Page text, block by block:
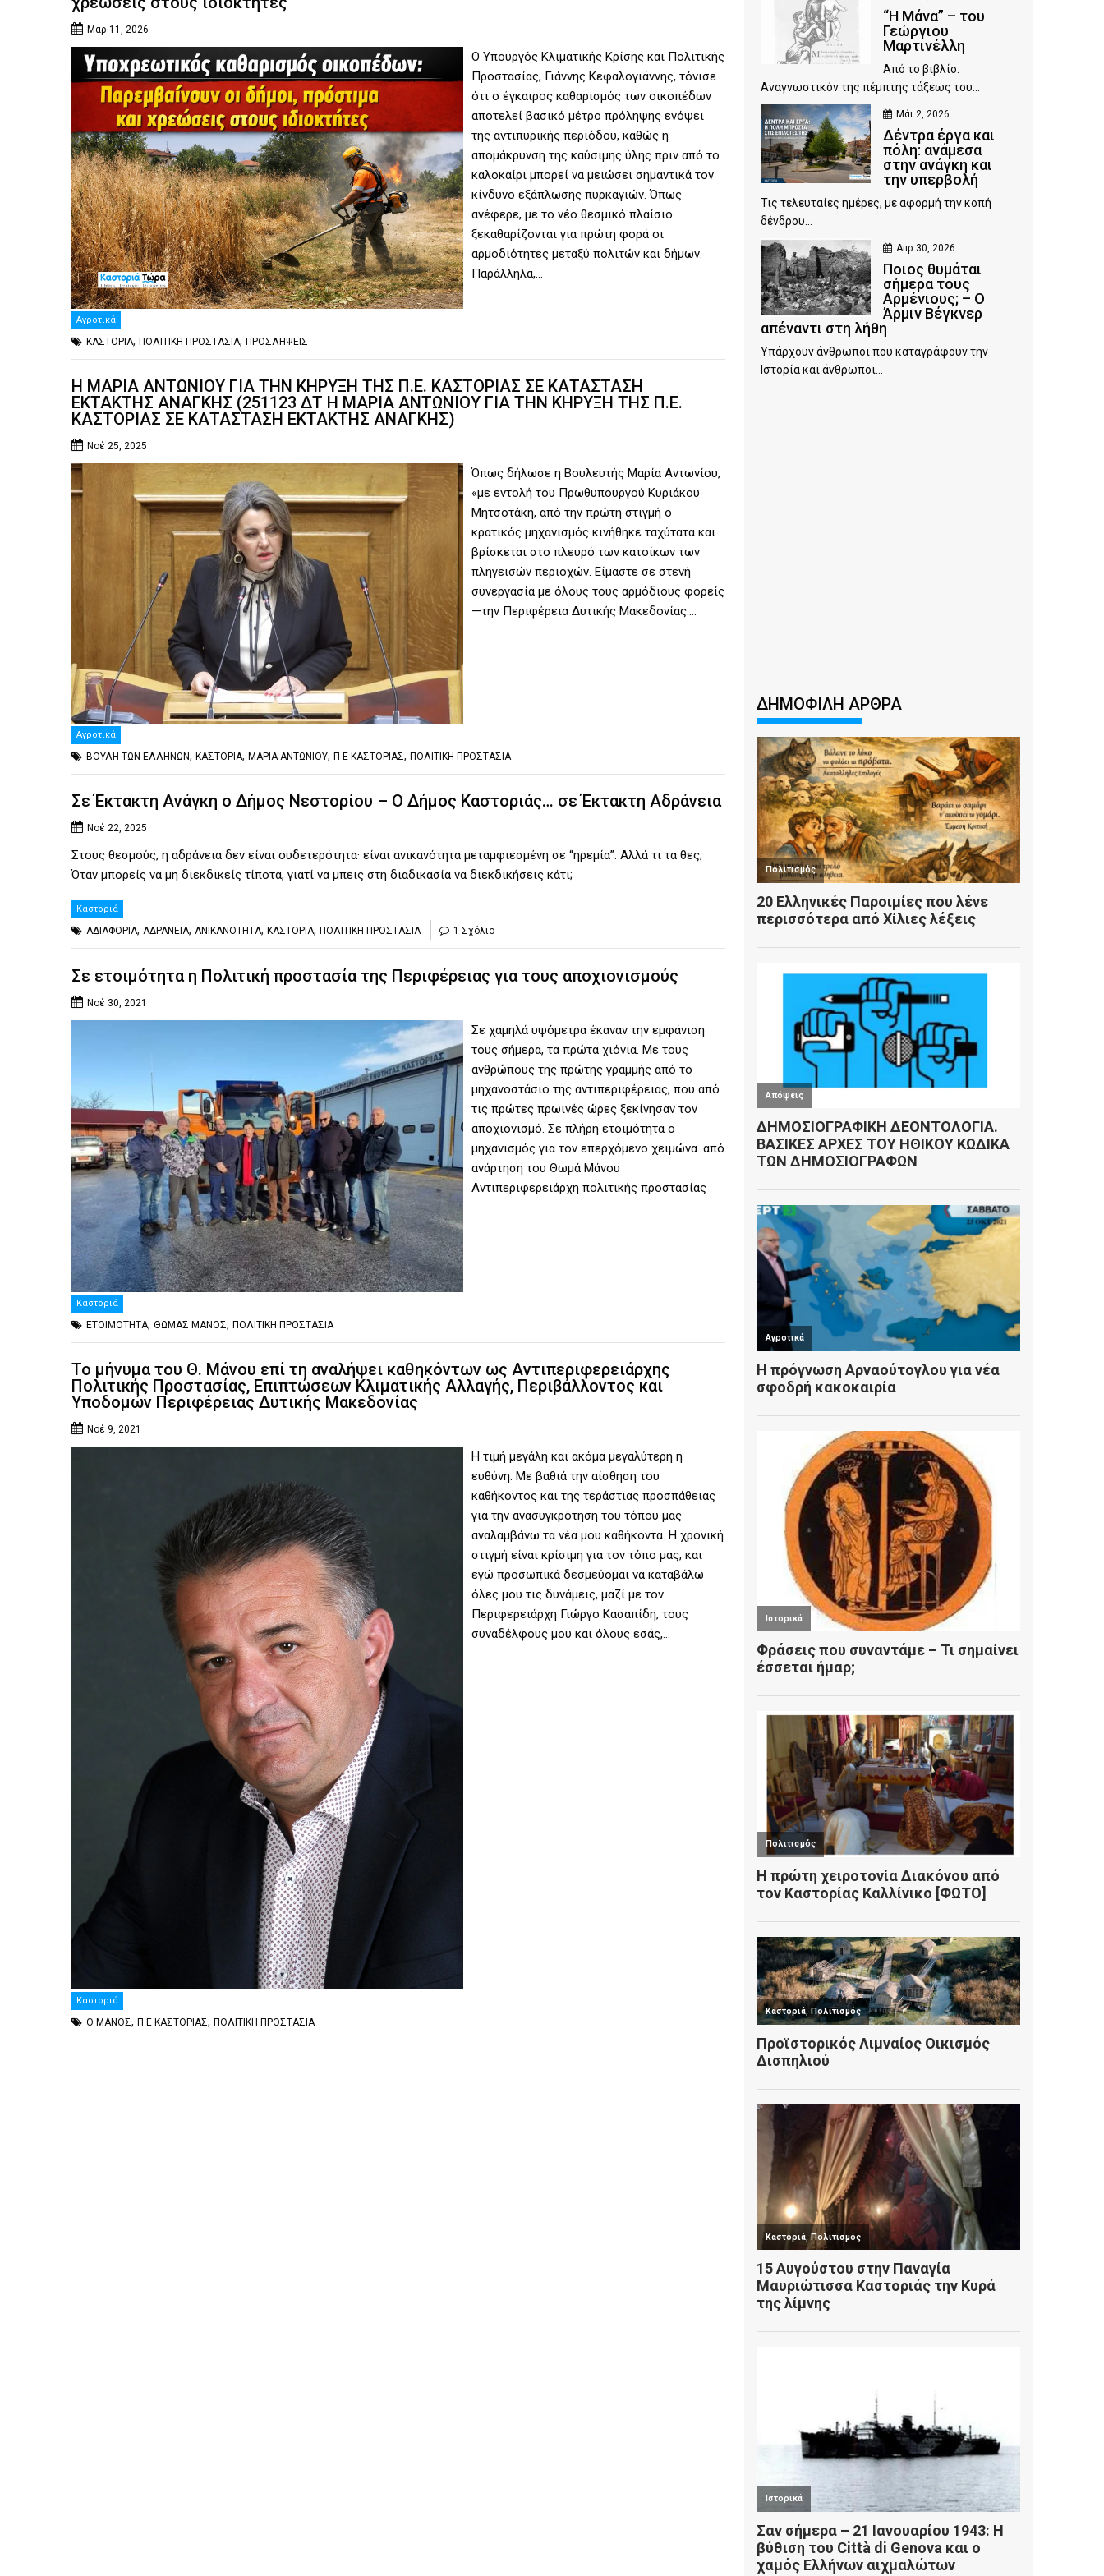
Μαρ 11, 2026
Ο Υπουργός Κλιματικής Κρίσης και Πολιτικής
Προστασίας, Γιάννης Κεφαλογιάννης, τόνισε
ότι ο έγκαιρος καθαρισμός των οικοπέδων
αποτελεί βασικό μέτρο πρόληψης ενόψει
της αντιπυρικής περιόδου, καθώς η
απομάκρυνση της καύσιμης ύλης πριν από το
καλοκαίρι μπορεί να μειώσει σημαντικά τον
κίνδυνο εξάπλωσης πυρκαγιών. Όπως
ανέφερε, με το νέο θεσμικό πλαίσιο
ξεκαθαρίζονται για πρώτη φορά οι
αρμοδιότητες μεταξύ πολιτών και δήμων.
Παράλληλα,…
Αγροτικά
ΚΑΣΤΟΡΙΑ, ΠΟΛΙΤΙΚΗ ΠΡΟΣΤΑΣΙΑ, ΠΡΟΣΛΗΨΕΙΣ
Η ΜΑΡΙΑ ΑΝΤΩΝΙΟΥ ΓΙΑ ΤΗΝ ΚΗΡΥΞΗ ΤΗΣ Π.Ε. ΚΑΣΤΟΡΙΑΣ ΣΕ ΚΑΤΑΣΤΑΣΗ
ΕΚΤΑΚΤΗΣ ΑΝΑΓΚΗΣ (251123 ΔΤ Η ΜΑΡΙΑ ΑΝΤΩΝΙΟΥ ΓΙΑ ΤΗΝ ΚΗΡΥΞΗ ΤΗΣ Π.Ε.
ΚΑΣΤΟΡΙΑΣ ΣΕ ΚΑΤΑΣΤΑΣΗ ΕΚΤΑΚΤΗΣ ΑΝΑΓΚΗΣ)
Νοέ 25, 2025
Όπως δήλωσε η Βουλευτής Μαρία Αντωνίου,
«με εντολή του Πρωθυπουργού Κυριάκου
Μητσοτάκη, από την πρώτη στιγμή ο
κρατικός μηχανισμός κινήθηκε ταχύτατα και
βρίσκεται στο πλευρό των κατοίκων των
πληγεισών περιοχών. Είμαστε σε στενή
συνεργασία με όλους τους αρμόδιους φορείς
—την Περιφέρεια Δυτικής Μακεδονίας….
Αγροτικά
ΒΟΥΛΗ ΤΩΝ ΕΛΛΗΝΩΝ, ΚΑΣΤΟΡΙΑ, ΜΑΡΙΑ ΑΝΤΩΝΙΟΥ, Π Ε ΚΑΣΤΟΡΙΑΣ, ΠΟΛΙΤΙΚΗ ΠΡΟΣΤΑΣΙΑ
Σε Έκτακτη Ανάγκη ο Δήμος Νεστορίου – Ο Δήμος Καστοριάς… σε Έκτακτη Αδράνεια
Νοέ 22, 2025
Στους θεσμούς, η αδράνεια δεν είναι ουδετερότητα· είναι ανικανότητα μεταμφιεσμένη σε “ηρεμία”. Αλλά τι τα θες;
Όταν μπορείς να μη διεκδικείς τίποτα, γιατί να μπεις στη διαδικασία να διεκδικήσεις κάτι;
Καστοριά
ΑΔΙΑΦΟΡΙΑ, ΑΔΡΑΝΕΙΑ, ΑΝΙΚΑΝΟΤΗΤΑ, ΚΑΣΤΟΡΙΑ, ΠΟΛΙΤΙΚΗ ΠΡΟΣΤΑΣΙΑ 1 Σχόλιο
Σε ετοιμότητα η Πολιτική προστασία της Περιφέρειας για τους αποχιονισμούς
Νοέ 30, 2021
Σε χαμηλά υψόμετρα έκαναν την εμφάνιση
τους σήμερα, τα πρώτα χιόνια. Με τους
ανθρώπους της πρώτης γραμμής από το
μηχανοστάσιο της αντιπεριφέρειας, που από
τις πρώτες πρωινές ώρες ξεκίνησαν τον
αποχιονισμό. Σε πλήρη ετοιμότητα ο
μηχανισμός για τον επερχόμενο χειμώνα. από
ανάρτηση του Θωμά Μάνου
Αντιπεριφερειάρχη πολιτικής προστασίας
Καστοριά
ΕΤΟΙΜΟΤΗΤΑ, ΘΩΜΑΣ ΜΑΝΟΣ, ΠΟΛΙΤΙΚΗ ΠΡΟΣΤΑΣΙΑ
Το μήνυμα του Θ. Μάνου επί τη αναλήψει καθηκόντων ως Αντιπεριφερειάρχης
Πολιτικής Προστασίας, Επιπτώσεων Κλιματικής Αλλαγής, Περιβάλλοντος και
Υποδομών Περιφέρειας Δυτικής Μακεδονίας
Νοέ 9, 2021
Η τιμή μεγάλη και ακόμα μεγαλύτερη η
ευθύνη. Με βαθιά την αίσθηση του
καθήκοντος και της τεράστιας προσπάθειας
για την ανασυγκρότηση του τόπου μας
αναλαμβάνω τα νέα μου καθήκοντα. Η χρονική
στιγμή είναι κρίσιμη για τον τόπο μας, και
εγώ προσωπικά δεσμεύομαι να καταβάλω
όλες μου τις δυνάμεις, μαζί με τον
Περιφερειάρχη Γιώργο Κασαπίδη, τους
συναδέλφους μου και όλους εσάς,…
Καστοριά
Θ ΜΑΝΟΣ, Π Ε ΚΑΣΤΟΡΙΑΣ, ΠΟΛΙΤΙΚΗ ΠΡΟΣΤΑΣΙΑ
“Η Μάνα” – του
Γεώργιου
Μαρτινέλλη
Από το βιβλίο:
Αναγνωστικόν της πέμπτης τάξεως του...
Μάι 2, 2026
Δέντρα έργα και
πόλη: ανάμεσα
στην ανάγκη και
την υπερβολή
Τις τελευταίες ημέρες, με αφορμή την κοπή
δένδρου...
Απρ 30, 2026
Ποιος θυμάται
σήμερα τους
Αρμένιους; – Ο
Άρμιν Βέγκνερ
απέναντι στη λήθη
Υπάρχουν άνθρωποι που καταγράφουν την
Ιστορία και άνθρωποι...
ΔΗΜΟΦΙΛΗ ΑΡΘΡΑ